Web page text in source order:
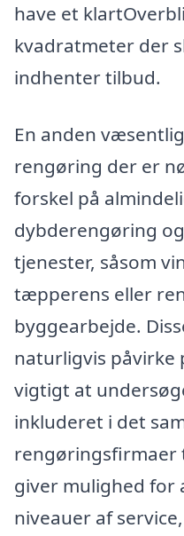
have et
kvadratmeter der
indhenter tilbud.
En anden
rengøring der er
forskel på
dybderengøring
tjenester, såsom
tæpperens eller
byggearbejde.
naturligvis påvirke
vigtigt at
inkluderet i det
rengøringsfirmaer
giver mulighed for
niveauer af